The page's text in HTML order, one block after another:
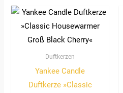
Duftkerzen
Yankee Candle
Duftkerze »Classic